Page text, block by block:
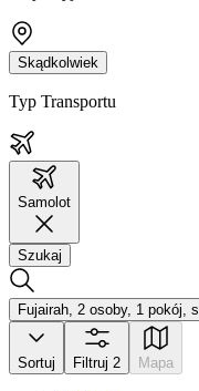
Skądkolwiek
Typ Transportu
Samolot
Szukaj
Fujairah, 2 osoby, 1 pokój,
Sortuj Filtruj 2 Mapa